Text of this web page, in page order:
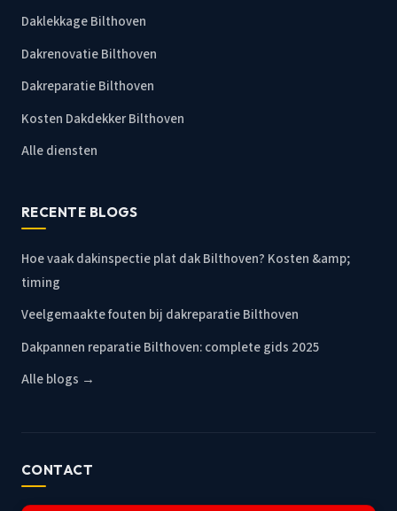
Daklekkage Bilthoven
Dakrenovatie Bilthoven
Dakreparatie Bilthoven
Kosten Dakdekker Bilthoven
Alle diensten
RECENTE BLOGS
Hoe vaak dakinspectie plat dak Bilthoven? Kosten &amp;
timing
Veelgemaakte fouten bij dakreparatie Bilthoven
Dakpannen reparatie Bilthoven: complete gids 2025
Alle blogs →
CONTACT